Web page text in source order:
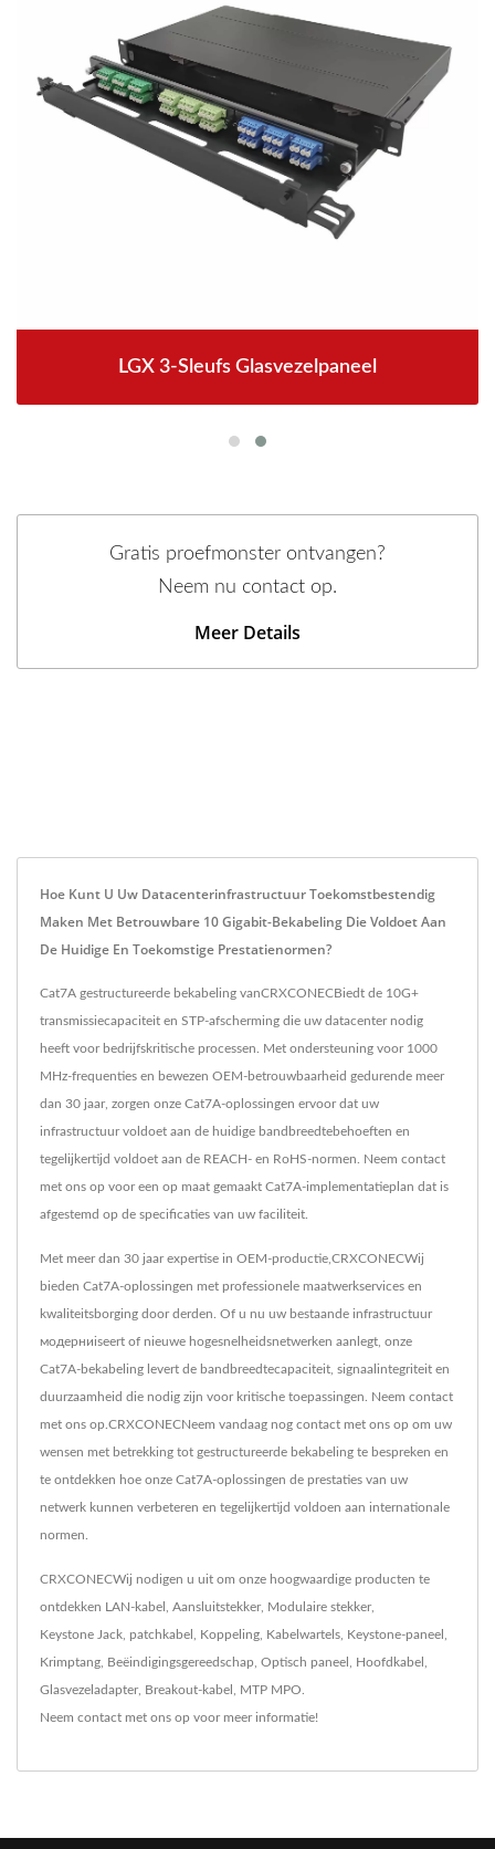
LGX 3-Sleufs Glasvezelpaneel
Gratis proefmonster ontvangen?
Neem nu contact op.
Meer Details
Hoe Kunt U Uw Datacenterinfrastructuur Toekomstbestendig
Maken Met Betrouwbare 10 Gigabit-Bekabeling Die Voldoet Aan
De Huidige En Toekomstige Prestatienormen?
Cat7A gestructureerde bekabeling vanCRXCONECBiedt de 10G+
transmissiecapaciteit en STP-afscherming die uw datacenter nodig
heeft voor bedrijfskritische processen. Met ondersteuning voor 1000
MHz-frequenties en bewezen OEM-betrouwbaarheid gedurende meer
dan 30 jaar, zorgen onze Cat7A-oplossingen ervoor dat uw
infrastructuur voldoet aan de huidige bandbreedtebehoeften en
tegelijkertijd voldoet aan de REACH- en RoHS-normen. Neem contact
met ons op voor een op maat gemaakt Cat7A-implementatieplan dat is
afgestemd op de specificaties van uw faciliteit.
Met meer dan 30 jaar expertise in OEM-productie,CRXCONECWij
bieden Cat7A-oplossingen met professionele maatwerkservices en
kwaliteitsborging door derden. Of u nu uw bestaande infrastructuur
модерниiseert of nieuwe hogesnelheidsnetwerken aanlegt, onze
Cat7A-bekabeling levert de bandbreedtecapaciteit, signaalintegriteit en
duurzaamheid die nodig zijn voor kritische toepassingen. Neem contact
met ons op.CRXCONECNeem vandaag nog contact met ons op om uw
wensen met betrekking tot gestructureerde bekabeling te bespreken en
te ontdekken hoe onze Cat7A-oplossingen de prestaties van uw
netwerk kunnen verbeteren en tegelijkertijd voldoen aan internationale
normen.
CRXCONECWij nodigen u uit om onze hoogwaardige producten te
ontdekken LAN-kabel Aansluitstekker, Modulaire stekker,
Keystone Jack patchkabel Koppeling Kabelwartels Keystone-paneel
Krimptang Beëindigingsgereedschap Optisch paneel Hoofdkabel
Glasvezeladapter, Breakout-kabel MTP MPO
Neem contact met ons op voor meer informatie!